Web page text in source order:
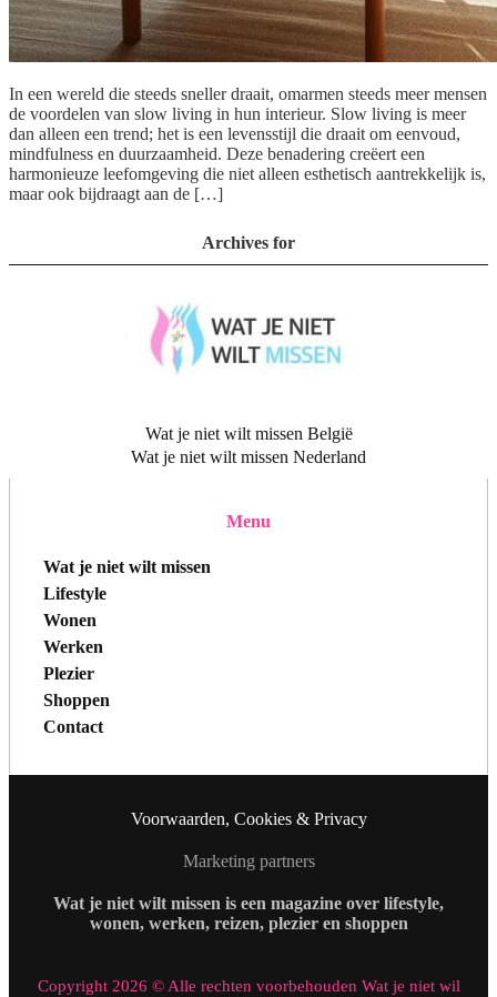
In een wereld die steeds sneller draait, omarmen steeds meer mensen
de voordelen van slow living in hun interieur. Slow living is meer
dan alleen een trend; het is een levensstijl die draait om eenvoud,
mindfulness en duurzaamheid. Deze benadering creëert een
harmonieuze leefomgeving die niet alleen esthetisch aantrekkelijk is,
maar ook bijdraagt aan de […]
Archives for
Wat je niet wilt missen België
Wat je niet wilt missen Nederland
Menu
Wat je niet wilt missen
Lifestyle
Wonen
Werken
Plezier
Shoppen
Contact
Voorwaarden, Cookies & Privacy
Marketing partners
Wat je niet wilt missen is een magazine over lifestyle,
wonen, werken, reizen, plezier en shoppen
Copyright 2026 © Alle rechten voorbehouden Wat je niet wil